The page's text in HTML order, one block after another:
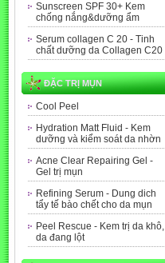
Sunscreen SPF 30+ Kem
chống nắng&dưỡng ẩm
Serum collagen C 20 - Tinh
chất dưỡng da Collagen C20
ĐẶC TRỊ MỤN
Cool Peel
Hydration Matt Fluid - Kem
dưỡng và kiểm soát da nhờn
Acne Clear Repairing Gel -
Gel trị mụn
Refining Serum - Dung dich
tẩy tế bào chết cho da mụn
Peel Rescue - Kem trị da khô,
da đang lột